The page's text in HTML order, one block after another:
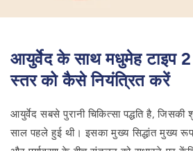
आयुर्वेद के साथ मधुमेह टाइप
स्तर को कैसे नियंत्रित करें
आयुर्वेद सबसे पुरानी चिकित्सा पद्धति है,
साल पहले हुई थी। इसका मुख्य सिद्धांत मुख्य